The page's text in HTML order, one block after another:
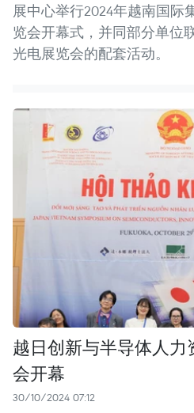
展中心举行2024年越南国际
览会开幕式，并同部分单位
光电展览会的配套活动。
越日创新与半导体人
会开幕
30/10/2024 07:12